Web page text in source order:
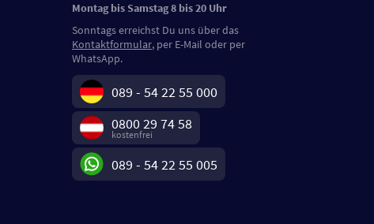
Montag bis Samstag 8 bis 20 Uhr
Sonntags erreichst Du uns über das
Kontaktformular, per E-Mail oder per
WhatsApp.
089 - 54 22 55 000
0800 29 74 58
kostenfrei
089 - 54 22 55 005